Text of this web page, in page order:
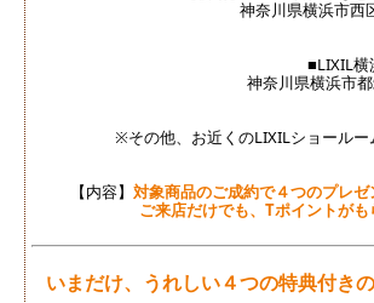
神奈川県横浜市西
■LIXIL横浜
神奈川県横浜市
※その他、お近くのLIXILショールーム
【内容】 対象商品のご成約で４つのプレゼ
ご来店だけでも、Tポイントがもら
いまだけ、うれしい４つの特典付き